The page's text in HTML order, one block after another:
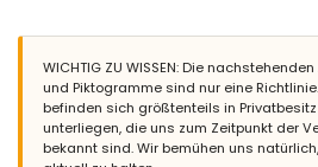
nächster Hafen: Club Nautico Altea
der Villa)
nächster Park innerhalb von 2 Kilometern
nächster Flughafen: Alicante (innerhalb
Villa)
WICHTIG ZU WISSEN: Die
und Piktogramme sind nur eine
befinden sich größtenteils in
unterliegen, die uns zum Zeitpunkt der
bekannt sind. Wir bemühen uns